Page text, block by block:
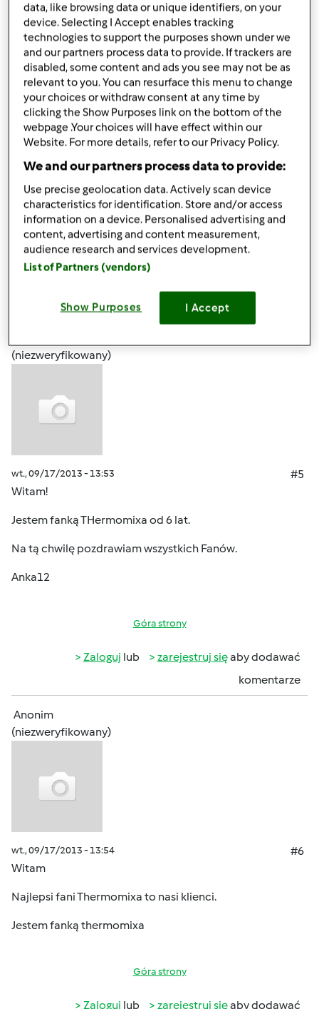
kara (niezweryfikowany)
wt., 01/01/2013 - 15:02
wątku wrócę ,ale po forum będę się kręcić
pozdr k
Góra strony
(niezweryfikowany)
wt., 09/17/2013 - 13:53
#5
Witam!
Jestem fanką THermomixa od 6 lat.
Na tą chwilę pozdrawiam wszystkich Fanów.
Anka12
Góra strony
Zaloguj lub zarejestruj sięaby dodawać
komentarze
Anonim
(niezweryfikowany)
wt., 09/17/2013 - 13:54
#6
Witam
Najlepsi fani Thermomixa to nasi klienci.
Jestem fanką thermomixa
Góra strony
Zaloguj lub zarejestruj sięaby dodawać
data, like browsing data or unique identifiers, on your
device. Selecting I Accept enables tracking
technologies to support the purposes shown under we
and our partners process data to provide. If trackers are
disabled, some content and ads you see may not be as
relevant to you. You can resurface this menu to change
your choices or withdraw consent at any time by
clicking the Show Purposes link on the bottom of the
webpage .Your choices will have effect within our
Website. For more details, refer to our Privacy Policy.
We and our partners process data to provide:
Use precise geolocation data. Actively scan device
characteristics for identification. Store and/or access
information on a device. Personalised advertising and
content, advertising and content measurement,
audience research and services development.
List of Partners (vendors)
Show Purposes I Accept